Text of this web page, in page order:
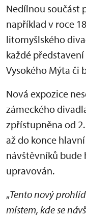
Nedílnou součást
například v roce
litomyšlského
každé
Vysokého Mýta či
Nová expozice
zámeckého
zpřístupněna od
až do konce
návštěvníků
upravován.
„Tento nový
místem, kde se